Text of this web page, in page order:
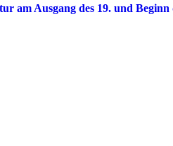
am Ausgang des 19. und Beginn